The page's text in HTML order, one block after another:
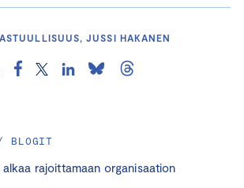
rajoittamaan organisaation
JUSSI HAKANEN